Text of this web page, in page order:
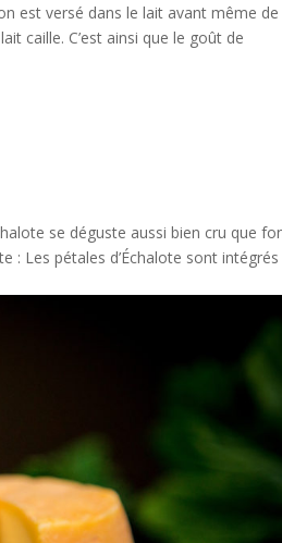
est versé dans le lait avant même de
caille. C’est ainsi que le goût de
se déguste aussi bien cru que
: Les pétales d’Échalote sont intégrés